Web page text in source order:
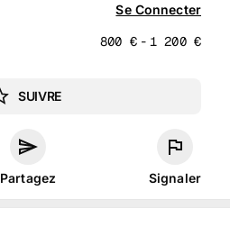
Se Connecter
800 €- 1 200 €
SUIVRE
Partagez Signaler